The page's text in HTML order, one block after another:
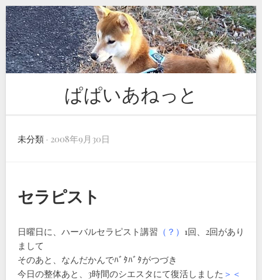
Skip
to
content
ぱぱいあねっと
未分類 · 2008年9月30日
セラピスト
日曜日に、ハーバルセラピスト講習 （？） 1回、2回があり
まして
そのあと、なんだかんでﾊﾞﾀﾊﾞﾀがつづき
今日の整体あと、3時間のシエスタにて復活しました ＞＜